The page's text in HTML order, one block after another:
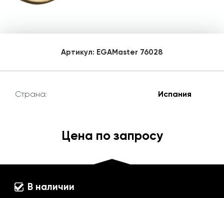
Артикул: EGAMaster 76028
Страна: Испания
Цена по запросу
В наличии